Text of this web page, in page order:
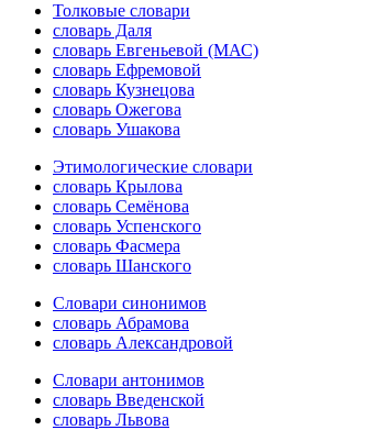
Толковые словари
словарь Даля
словарь Евгеньевой (МАС)
словарь Ефремовой
словарь Кузнецова
словарь Ожегова
словарь Ушакова
Этимологические словари
словарь Крылова
словарь Семёнова
словарь Успенского
словарь Фасмера
словарь Шанского
Словари синонимов
словарь Абрамова
словарь Александровой
Словари антонимов
словарь Введенской
словарь Львова